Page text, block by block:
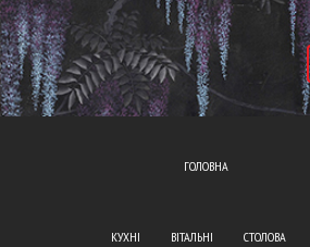
ГОЛОВНА
КУХНІ ВІТАЛЬНІ СТОЛОВА